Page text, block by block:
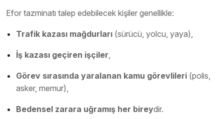
Efor tazminatı talep edebilecek kişiler genellikle:
Trafik kazası mağdurları (sürücü, yolcu, yaya),
İş kazası geçiren işçiler,
Görev sırasında yaralanan kamu görevlileri (polis,
asker, memur),
Bedensel zarara uğramış her bireydir.